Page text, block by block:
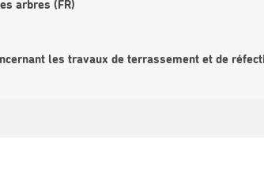
arbres (FR)
les travaux de terrassement et de